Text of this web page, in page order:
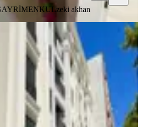
zeki akhan
Millet Caddesi
Kiralık Daire
Molla Gürani Mahallesi
Düz Giriş (Zemin)· 29.07.2026